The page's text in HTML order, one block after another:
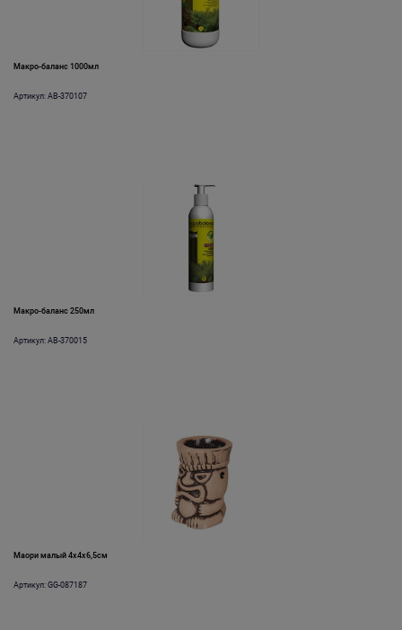
Макро-баланс 1000мл
Артикул: AB-370107
Макро-баланс 250мл
Артикул: AB-370015
Маори малый 4х4х6,5см
Артикул: GG-087187